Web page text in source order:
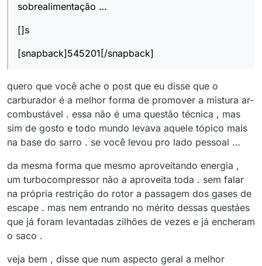
sobrealimentação …
[]s
[snapback]545201[/snapback]
quero que você ache o post que eu disse que o
carburador é a melhor forma de promover a mistura ar-
combustável . essa não é uma questão técnica , mas
sim de gosto e todo mundo levava aquele tópico mais
na base do sarro . se você levou pro lado pessoal …
da mesma forma que mesmo aproveitando energia ,
um turbocompressor não a aproveita toda . sem falar
na própria restrição do rotor a passagem dos gases de
escape . mas nem entrando no mérito dessas questáes
que já foram levantadas zilhões de vezes e já encheram
o saco .
veja bem , disse que num aspecto geral a melhor